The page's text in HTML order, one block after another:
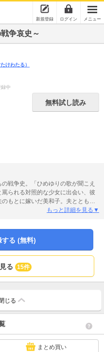
新規登録 ログイン メニュー
争哀史～
たけわたる）
中
無料試し読み
戦争史。「ひめゆりの歌が聞こえ
られる対照的な少女に出会い、彼
もとに嫁いだ美和子。夫とともに
婦＞に応募した小枝子だったが、
ら身売りも厭わない母。しかし娘
もっと詳細を見る▼
る (無料)
る 15件
閉じる
まとめ買い